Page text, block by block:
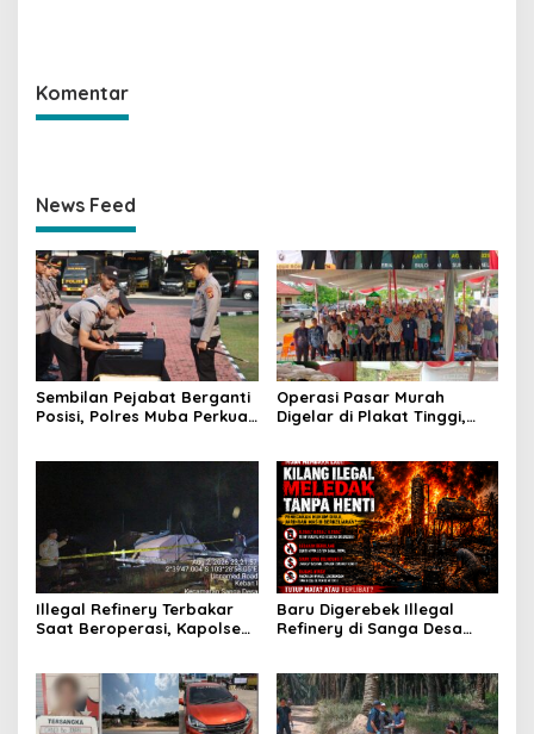
Komentar
News Feed
Sembilan Pejabat Berganti
Posisi, Polres Muba Perkuat
Operasi Pasar Murah
Digelar di Plakat Tinggi,
Beban Warga
Illegal Refinery Terbakar
Saat Beroperasi, Kapolsek
Pencegahan Terus
Dilakukan
Baru Digerebek Illegal
Refinery di Sanga Desa